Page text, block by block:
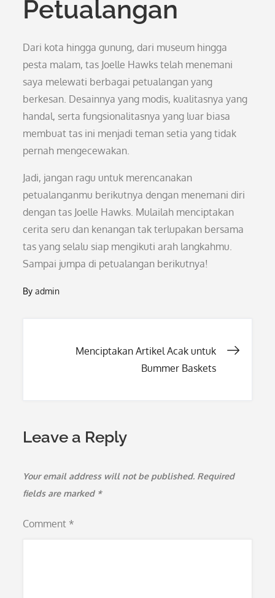
Petualangan
Dari kota hingga gunung, dari museum hingga
pesta malam, tas Joelle Hawks telah menemani
saya melewati berbagai petualangan yang
berkesan. Desainnya yang modis, kualitasnya yang
handal, serta fungsionalitasnya yang luar biasa
membuat tas ini menjadi teman setia yang tidak
pernah mengecewakan.
Jadi, jangan ragu untuk merencanakan
petualanganmu berikutnya dengan menemani diri
dengan tas Joelle Hawks. Mulailah menciptakan
cerita seru dan kenangan tak terlupakan bersama
tas yang selalu siap mengikuti arah langkahmu.
Sampai jumpa di petualangan berikutnya!
Byadmin
PostMenciptakan Artikel Acak untuk
Bummer Baskets
Leave a Reply
Your email address will not be published. Required
fields are marked *
Comment *